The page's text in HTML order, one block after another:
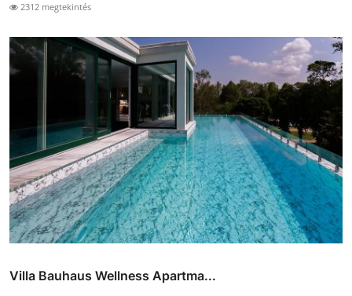
2312 megtekintés
Villa Bauhaus Wellness Apartma...